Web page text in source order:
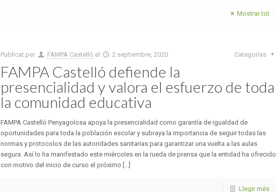
Mostrar tot
Publicat per FAMPA Castelló el 2 septiembre, 2020 Categorías
FAMPA Castelló defiende la
presencialidad y valora el esfuerzo de toda
la comunidad educativa
FAMPA Castelló Penyagolosa apoya la presencialidad como garantía de igualdad de
oportunidades para toda la población escolar y subraya la importancia de seguir todas las
normas y protocolos de las autoridades sanitarias para garantizar una vuelta a las aulas
segura. Así lo ha manifestado este miércoles en la rueda de prensa que la entidad ha ofrecido
con motivo del inicio de curso el próximo [...]
Llegir més